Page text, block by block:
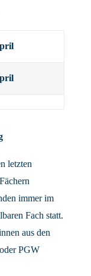
letzten
immer im
Fach statt.
aus den
PGW